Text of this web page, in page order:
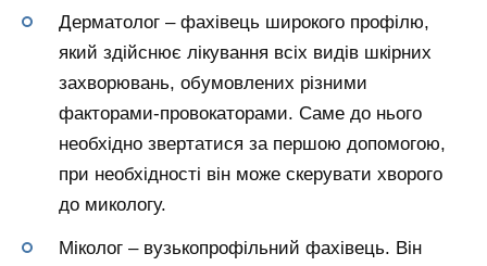
Дерматолог – фахівець широкого профілю,
який здійснює лікування всіх видів шкірних
захворювань, обумовлених різними
факторами-провокаторами. Саме до нього
необхідно звертатися за першою допомогою,
при необхідності він може скерувати хворого
до микологу.
Міколог – вузькопрофільний фахівець. Він